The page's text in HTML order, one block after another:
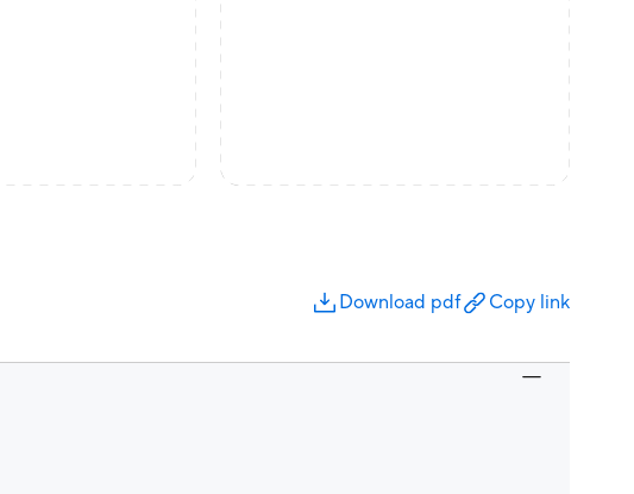
Download pdf Copy link